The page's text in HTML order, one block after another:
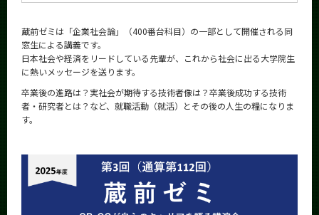
蔵前ゼミは「企業社会論」（400番台科目）の一部として開催される同
窓生による講義です。
日本社会や経済をリードしている先輩が、これから社会に出る大学院生
に熱いメッセージを送ります。
卒業後の進路は？実社会が期待する技術者像は？卒業後成功する技術
者・研究者とは？など、就職活動（就活）とその後の人生の糧になりま
す。